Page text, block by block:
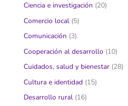
Ciencia e investigación (20)
Comercio local (5)
Comunicación (3)
Cooperación al desarrollo (10)
Cuidados, salud y bienestar (28)
Cultura e identidad (15)
Desarrollo rural (16)